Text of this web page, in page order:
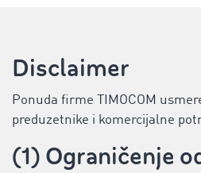
Disclaimer
Ponuda firme TIMOCOM
preduzetnike i komercijalne
(1) Ograničenje